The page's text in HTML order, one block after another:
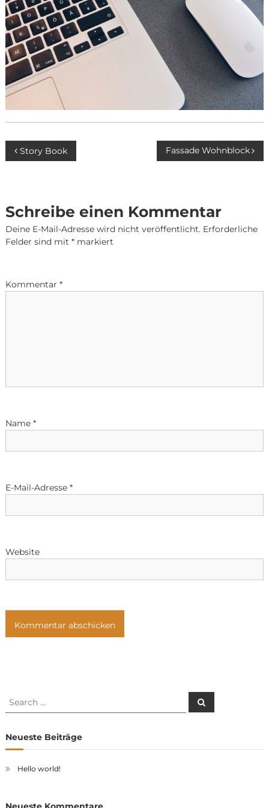
Beitragsnavigation
Story Book Fassade Wohnblock
Schreibe einen Kommentar
Deine E-Mail-Adresse wird nicht veröffentlicht. Erforderliche
Felder sind mit *markiert
Kommentar *
Name *
E-Mail-Adresse *
Website
Search
Search
Neueste Beiträge
Hello world!